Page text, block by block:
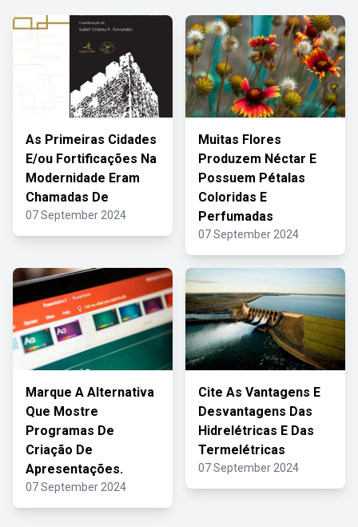
As Primeiras Cidades
E/ou Fortificações Na
Modernidade Eram
Chamadas De
07 September 2024
Muitas Flores
Produzem Néctar E
Possuem Pétalas
Coloridas E
Perfumadas
07 September 2024
Marque A Alternativa
Que Mostre
Programas De
Criação De
Apresentações.
07 September 2024
Cite As Vantagens E
Desvantagens Das
Hidrelétricas E Das
Termelétricas
07 September 2024